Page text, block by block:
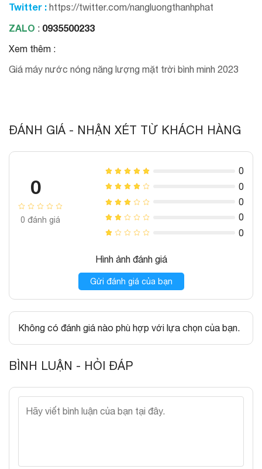
Twitter : https://twitter.com/nangluongthanhphat
ZALO : 0935500233
Xem thêm :
Giá máy nước nóng năng lượng mặt trời bình minh 2023
ĐÁNH GIÁ - NHẬN XÉT TỪ KHÁCH HÀNG
0
0 đánh giá
0
0
0
0
0
Hình ảnh đánh giá
Gửi đánh giá của bạn
Không có đánh giá nào phù hợp với lựa chọn của bạn.
BÌNH LUẬN - HỎI ĐÁP